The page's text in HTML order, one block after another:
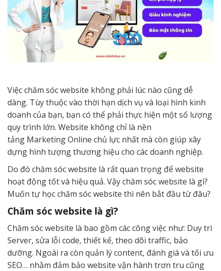
Việc chăm sóc website không phải lúc nào cũng dễ
dàng. Tùy thuộc vào thời hạn dịch vụ và loại hình kinh
doanh của bạn, bạn có thể phải thực hiện một số lượng
quy trình lớn. Website không chỉ là nền
tảng Marketing Online chủ lực nhất mà còn giúp xây
dựng hình tượng thương hiệu cho các doanh nghiệp.
Do đó chăm sóc website là rất quan trọng để website
hoạt động tốt và hiệu quả. Vậy chăm sóc website là gì?
Muốn tự học chăm sóc website thì nên bắt đầu từ đâu?
Chăm sóc website là gì?
Chăm sóc website là bao gồm các công việc như: Duy trì
Server, sửa lỗi code, thiết kế, theo dõi traffic, bảo
dưỡng. Ngoài ra còn quản lý content, đánh giá và tối ưu
SEO… nhằm đảm bảo website vận hành trơn tru cũng